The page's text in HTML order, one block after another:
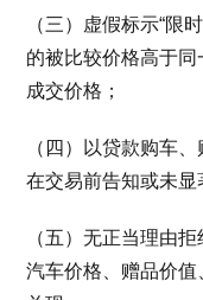
（三）虚假标示“限
的被比较价格高于
成交价格；
（四）以贷款购车
在交易前告知或未显
（五）无正当理由
汽车价格、赠品价